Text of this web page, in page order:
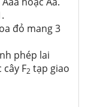
đỏ mang 3
phép lai
F2 tạp giao